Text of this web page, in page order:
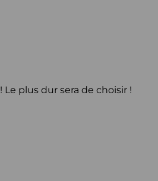
! Le plus dur sera de choisir !